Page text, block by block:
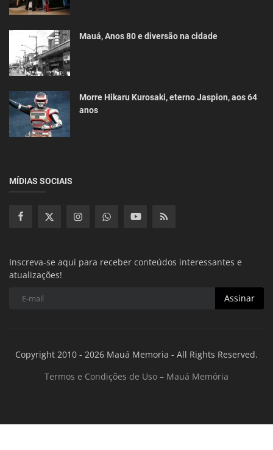
Mauá, Anos 80 e diversão na cidade
Morre Hikaru Kurosaki, eterno Jaspion, aos 64
anos
MÍDIAS SOCIAIS
Inscreva-se aqui para receber conteúdos interessantes e
atualizações!
Assinar
Copyright 2010 - 2026 Mauá Memoria - All Rights Reserved.
Termos e Condições de Uso – Mauá Memória